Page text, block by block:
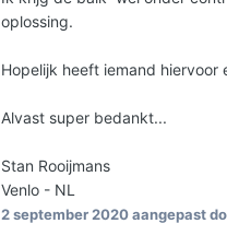
oplossing.
Hopelijk heeft iemand hiervoor
Alvast super bedankt...
Stan Rooijmans
Venlo - NL
2 september 2020aangepast